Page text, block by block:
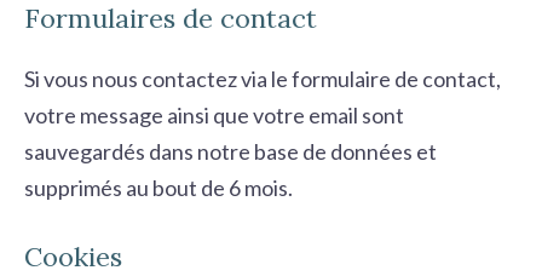
Formulaires de contact
Si vous nous contactez via le formulaire de contact,
votre message ainsi que votre email sont
sauvegardés dans notre base de données et
supprimés au bout de 6 mois.
Cookies